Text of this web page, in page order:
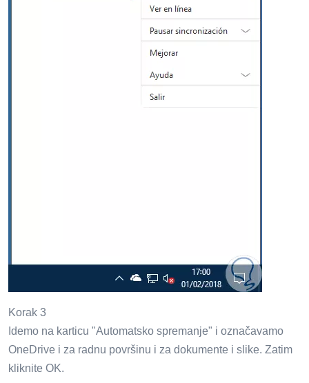
Korak 3
Idemo na karticu "Automatsko spremanje" i označavamo
OneDrive i za radnu površinu i za dokumente i slike. Zatim
kliknite OK.